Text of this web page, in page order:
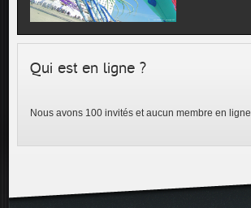
Qui est en ligne ?
Nous avons 100 invités et aucun membre en ligne